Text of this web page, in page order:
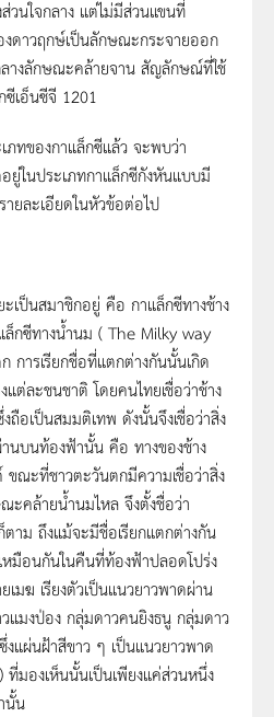
วนใจกลาง แต่ไม่มีส่วนแขนที่
ดาวฤกษ์เป็นลักษณะกระจายออก
างลักษณะคล้ายจาน สัญลักษณ์ที่ใช้
เอ็นซีจี 1201
องกาแล็กซีแล้ว จะพบว่า
ยู่ในประเภทกาแล็กซีกังหันแบบมี
ยละเอียดในหัวข้อต่อไป
สมาชิกอยู่ คือ กาแล็กซีทางช้าง
ล็กซีทางน้ำนม ( The Milky way
การเรียกชื่อที่แตกต่างกันนั้นเกิด
ต่ละชนชาติ โดยคนไทยเชื่อว่าช้าง
อเป็นสมมติเทพ ดังนั้นจึงเชื่อว่าสิ่ง
านบนท้องฟ้านั้น คือ ทางของช้าง
ณะที่ชาวตะวันตกมีความเชื่อว่าสิ่ง
ะคล้ายน้ำนมไหล จึงตั้งชื่อว่า
าม ถึงแม้จะมีชื่อเรียกแตกต่างกัน
หมือนกันในคืนที่ท้องฟ้าปลอดโปร่ง
มฆ เรียงตัวเป็นแนวยาวพาดผ่าน
แมงป่อง กลุ่มดาวคนยิงธนู กลุ่มดาว
แผ่นฝ้าสีขาว ๆ เป็นแนวยาวพาด
ที่มองเห็นนั้นเป็นเพียงแค่ส่วนหนึ่ง
นั้น